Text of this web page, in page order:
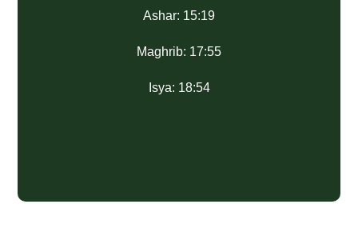
Ashar: 15:19
Maghrib: 17:55
Isya: 18:54